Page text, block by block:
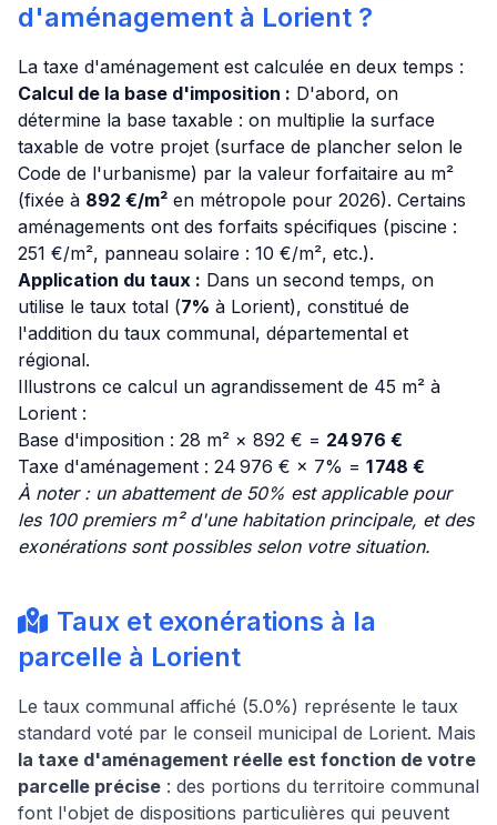
d'aménagement à Lorient ?
La taxe d'aménagement est calculée en deux temps :
Calcul de la base d'imposition : D'abord, on
détermine la base taxable : on multiplie la surface
taxable de votre projet (surface de plancher selon le
Code de l'urbanisme) par la valeur forfaitaire au m²
(fixée à 892 €/m² en métropole pour 2026). Certains
aménagements ont des forfaits spécifiques (piscine :
251 €/m², panneau solaire : 10 €/m², etc.).
Application du taux : Dans un second temps, on
utilise le taux total (7% à Lorient), constitué de
l'addition du taux communal, départemental et
régional.
Illustrons ce calcul un agrandissement de 45 m² à
Lorient :
Base d'imposition : 28 m² × 892 € = 24 976 €
Taxe d'aménagement : 24 976 € × 7% = 1 748 €
À noter : un abattement de 50% est applicable pour
les 100 premiers m² d'une habitation principale, et des
exonérations sont possibles selon votre situation.
Taux et exonérations à la
parcelle à Lorient
Le taux communal affiché (5.0%) représente le taux
standard voté par le conseil municipal de Lorient. Mais
la taxe d'aménagement réelle est fonction de votre
parcelle précise : des portions du territoire communal
font l'objet de dispositions particulières qui peuvent